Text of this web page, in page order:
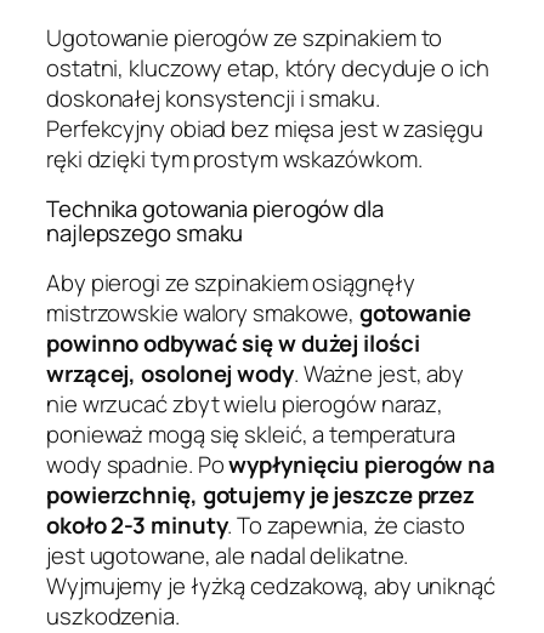
Ugotowanie pierogów ze szpinakiem to
ostatni, kluczowy etap, który decyduje o ich
doskonałej konsystencji i smaku.
Perfekcyjny obiad bez mięsa jest w zasięgu
ręki dzięki tym prostym wskazówkom.
Technika gotowania pierogów dla
najlepszego smaku
Aby pierogi ze szpinakiem osiągnęły
mistrzowskie walory smakowe,gotowanie
powinno odbywać się w dużej ilości
wrzącej, osolonej wody. Ważne jest, aby
nie wrzucać zbyt wielu pierogów naraz,
ponieważ mogą się skleić, a temperatura
wody spadnie. Powypłynięciu pierogów na
powierzchnię, gotujemy je jeszcze przez
około 2-3 minuty. To zapewnia, że ciasto
jest ugotowane, ale nadal delikatne.
Wyjmujemy je łyżką cedzakową, aby uniknąć
uszkodzenia.